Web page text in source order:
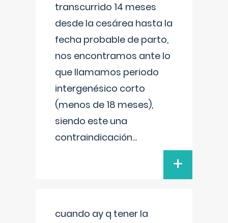
transcurrido 14 meses
desde la cesárea hasta la
fecha probable de parto,
nos encontramos ante lo
que llamamos periodo
intergenésico corto
(menos de 18 meses),
siendo este una
contraindicación...
+
cuando ay q tener la